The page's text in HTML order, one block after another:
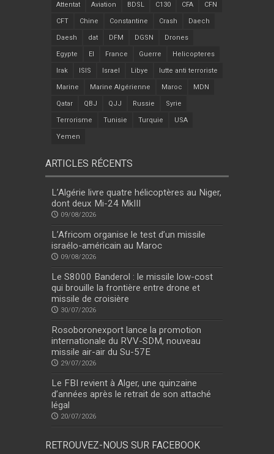
Attentat Aviation BDSL C130 CFA CFN
CFT Chine Constantine Crash Daech
Daesh dat DFM DGSN Drones
Egypte EI France Guerre Helicopteres
Irak ISIS Israel Libye lutte anti terroriste
Marine Marine Algérienne Maroc MDN
Qatar QBJ QJJ Russie Syrie
Terrorisme Tunisie Turquie USA
Yemen
ARTICLES RÉCENTS
L’Algérie livre quatre hélicoptères au Niger,
dont deux Mi-24 MkIII
09/08/2026
L’Africom organise le test d’un missile
israélo-américain au Maroc
09/08/2026
Le S8000 Banderol : le missile low-cost
qui brouille la frontière entre drone et
missile de croisière
30/07/2026
Rosoboronexport lance la promotion
internationale du RVV-SDM, nouveau
missile air-air du Su-57E
29/07/2026
Le FBI revient à Alger, une quinzaine
d’années après le retrait de son attaché
légal
20/07/2026
RETROUVEZ-NOUS SUR FACEBOOK